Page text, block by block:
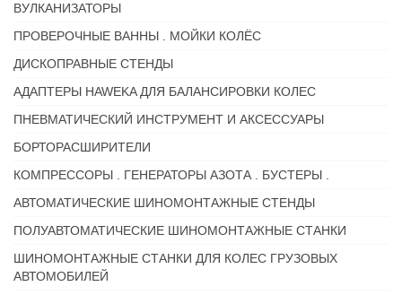
ВУЛКАНИЗАТОРЫ
ПРОВЕРОЧНЫЕ ВАННЫ . МОЙКИ КОЛЁС
ДИСКОПРАВНЫЕ СТЕНДЫ
АДАПТЕРЫ HAWEKA ДЛЯ БАЛАНСИРОВКИ КОЛЕС
ПНЕВМАТИЧЕСКИЙ ИНСТРУМЕНТ И АКСЕССУАРЫ
БОРТОРАСШИРИТЕЛИ
КОМПРЕССОРЫ . ГЕНЕРАТОРЫ АЗОТА . БУСТЕРЫ .
АВТОМАТИЧЕСКИЕ ШИНОМОНТАЖНЫЕ СТЕНДЫ
ПОЛУАВТОМАТИЧЕСКИЕ ШИНОМОНТАЖНЫЕ СТАНКИ
ШИНОМОНТАЖНЫЕ СТАНКИ ДЛЯ КОЛЕС ГРУЗОВЫХ
АВТОМОБИЛЕЙ